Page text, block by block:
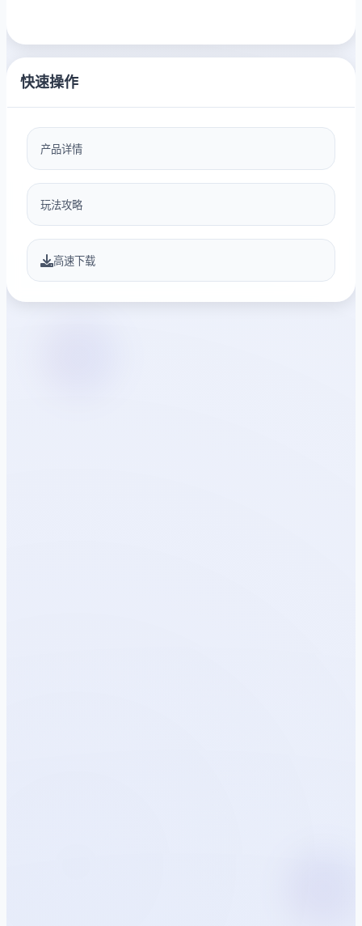
快速操作
产品详情
玩法攻略
高速下载